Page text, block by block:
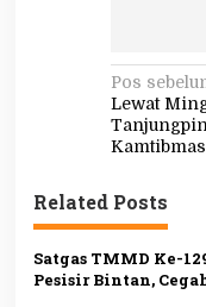
N
a
v
i
g
a
s
Pos
Lewat
Kamtibmas
Related Posts
Satgas TMMD Ke-
Pesisir Bintan,